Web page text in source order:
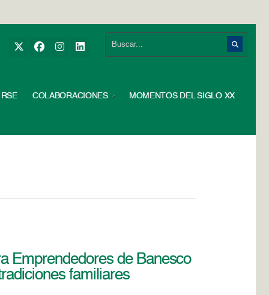
RSE COLABORACIONES MOMENTOS DEL SIGLO XX
Emprendedores de Banesco
familiares